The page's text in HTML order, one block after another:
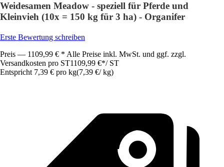
Weidesamen Meadow - speziell für Pferde und
Kleinvieh (10x = 150 kg für 3 ha) - Organifer
Erste Bewertung schreiben
Preis — 1109,99 € * Alle Preise inkl. MwSt. und ggf. zzgl.
Versandkosten pro ST1109,99 €*/ ST
Entspricht 7,39 € pro kg(7,39 €/ kg)